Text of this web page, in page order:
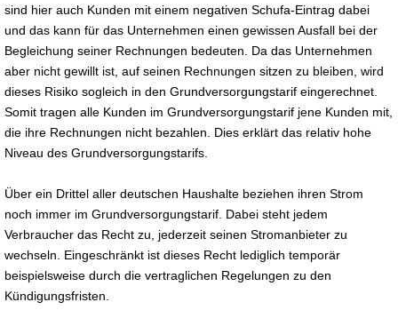
sind hier auch Kunden mit einem negativen Schufa-Eintrag dabei
und das kann für das Unternehmen einen gewissen Ausfall bei der
Begleichung seiner Rechnungen bedeuten. Da das Unternehmen
aber nicht gewillt ist, auf seinen Rechnungen sitzen zu bleiben, wird
dieses Risiko sogleich in den Grundversorgungstarif eingerechnet.
Somit tragen alle Kunden im Grundversorgungstarif jene Kunden mit,
die ihre Rechnungen nicht bezahlen. Dies erklärt das relativ hohe
Niveau des Grundversorgungstarifs.
Über ein Drittel aller deutschen Haushalte beziehen ihren Strom
noch immer im Grundversorgungstarif. Dabei steht jedem
Verbraucher das Recht zu, jederzeit seinen Stromanbieter zu
wechseln. Eingeschränkt ist dieses Recht lediglich temporär
beispielsweise durch die vertraglichen Regelungen zu den
Kündigungsfristen.